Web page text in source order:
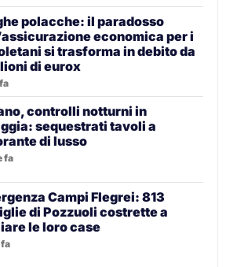
polacche: il paradosso
economica per i
si trasforma in debito da
di eurox
controlli notturni in
sequestrati tavoli a
di lusso
fa
Campi Flegrei: 813
di Pozzuoli costrette a
le loro case
fa